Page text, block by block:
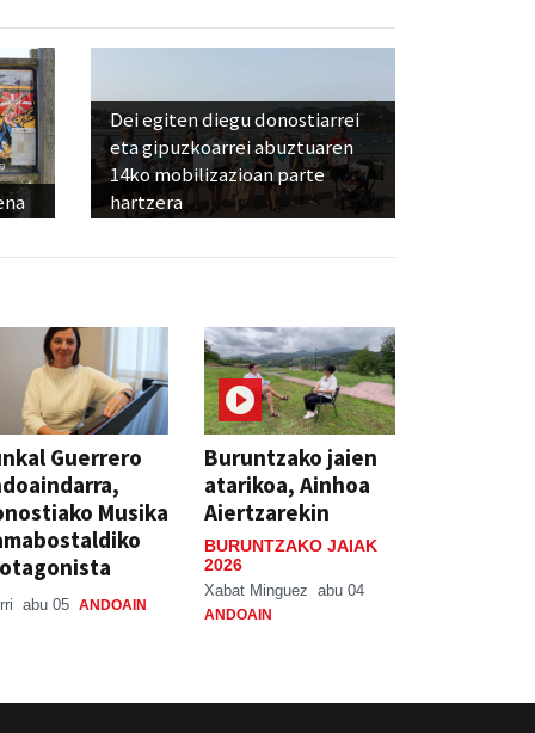
Dei egiten diegu donostiarrei
eta gipuzkoarrei abuztuaren
14ko mobilizazioan parte
hartzera
Guerrero
Musika
abu 05 ANDOAIN
Buruntzako jaien
atarikoa, Ainhoa
Aiertzarekin
BURUNTZAKO JAIAK
2026
Xabat Minguez abu 04
ANDOAIN